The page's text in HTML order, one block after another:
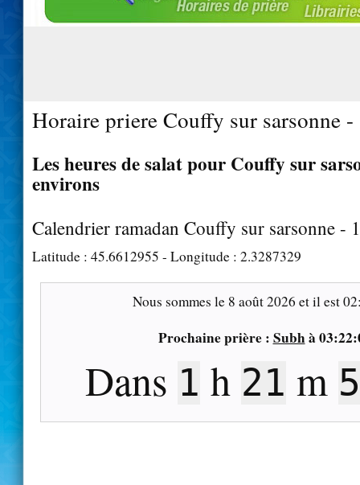
Horaire priere Couffy sur sarsonne
Les heures de salat pour Couffy sur
environs
Calendrier ramadan Couffy sur sarsonne -
Latitude : 45.6612955 - Longitude : 2.3287329
Nous sommes le 8 août 2026 et il est
Prochaine prière : Subhà
Dans 1 h 21 m